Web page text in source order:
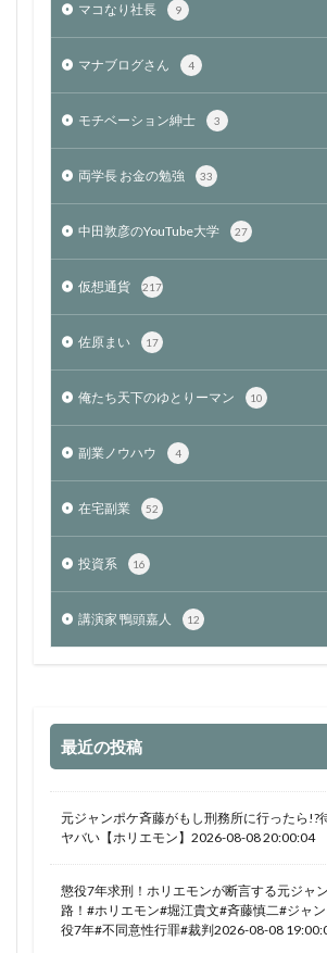
マコなり社長 9
マナブログさん 4
モチベーション紳士 3
両学長 お金の勉強 33
中田敦彦のYouTube大学 27
仮想通貨 217
佐原まい 17
俺たち天下のゆとりーマン 10
副業ノウハウ 4
在宅副業 52
投資系 16
講演家 鴨頭嘉人 12
最近の投稿
元ジャンポケ斉藤がもし刑務所に行ったら
ヤバい【ホリエモン】2026-08-08 20:00:04
懲役7年求刑！ホリエモンが断言する元ジャ
路！#ホリエモン#堀江貴文#斉藤慎二#ジャ
役7年#不同意性行罪#裁判2026-08-08